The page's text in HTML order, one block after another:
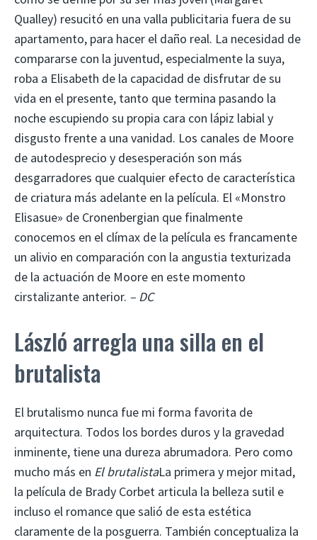
Qualley) resucitó en una valla publicitaria fuera de su
apartamento, para hacer el daño real. La necesidad de
compararse con la juventud, especialmente la suya,
roba a Elisabeth de la capacidad de disfrutar de su
vida en el presente, tanto que termina pasando la
noche escupiendo su propia cara con lápiz labial y
disgusto frente a una vanidad. Los canales de Moore
de autodesprecio y desesperación son más
desgarradores que cualquier efecto de característica
de criatura más adelante en la película. El «Monstro
Elisasue» de Cronenbergian que finalmente
conocemos en el clímax de la película es francamente
un alivio en comparación con la angustia texturizada
de la actuación de Moore en este momento
cirstalizante anterior. – DC
László arregla una silla en el
brutalista
El brutalismo nunca fue mi forma favorita de
arquitectura. Todos los bordes duros y la gravedad
inminente, tiene una dureza abrumadora. Pero como
mucho más en El brutalistaLa primera y mejor mitad,
la película de Brady Corbet articula la belleza sutil e
incluso el romance que salió de esta estética
claramente de la posguerra. También conceptualiza la